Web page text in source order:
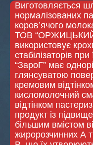
Виготовляється
нормалізованих
коров’ячого
ТОВ
використовує
стабілізаторів
“ЗароГ” має
глянсуватою
кремовим
кисломолочний
відтінком
продукт із
більшим вмістом
жиророзчинних А